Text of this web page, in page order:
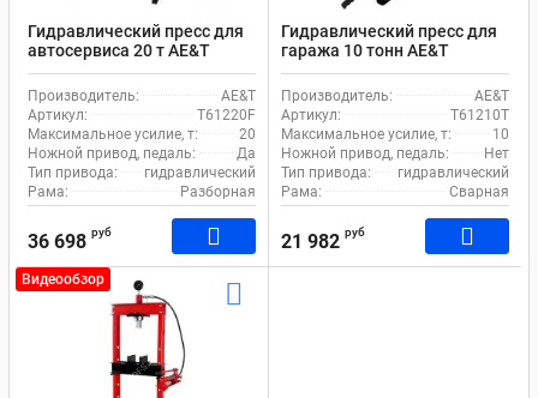
Гидравлический пресс для
автосервиса 20 т AE&T
Т61220F ручной и ножной
привод
Производитель:
AE&T
Артикул:
T61220F
Максимальное усилие, т:
20
Ножной привод, педаль:
Да
Тип привода:
гидравлический
Рама:
Разборная
36 698 руб
Гидравлический пресс для
гаража 10 тонн AE&T
T61210T ручной привод
Производитель:
AE&T
Артикул:
T61210T
Максимальное усилие, т:
10
Ножной привод, педаль:
Нет
Тип привода:
гидравлический
Рама:
Сварная
21 982 руб
Видеообзор